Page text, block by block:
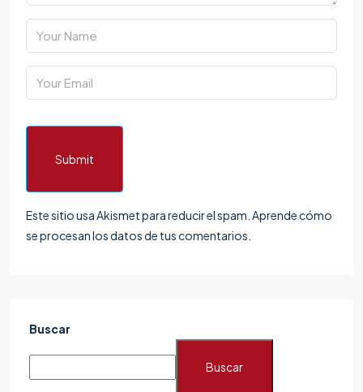
Submit
Este sitio usa Akismet para reducir el spam. Aprende cómo
se procesan los datos de tus comentarios.
Buscar
Buscar